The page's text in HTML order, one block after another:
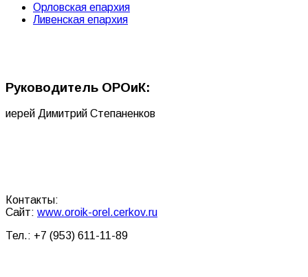
Орловская епархия
Ливенская епархия
Руководитель ОРОиК:
иерей Димитрий Степаненков
Контакты:
Сайт: www.oroik-orel.cerkov.ru
Тел.: +7 (953) 611-11-89